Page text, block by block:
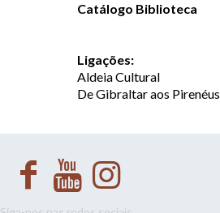
Catálogo Biblioteca
Ligações:
Aldeia Cultural
De Gibraltar aos Pirenéus